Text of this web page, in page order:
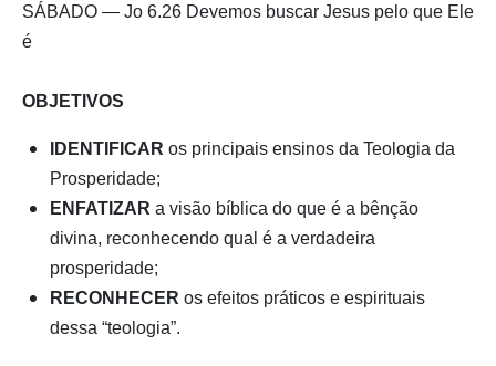
SÁBADO — Jo 6.26 Devemos buscar Jesus pelo que Ele
é
OBJETIVOS
IDENTIFICAR os principais ensinos da Teologia da
Prosperidade;
ENFATIZAR a visão bíblica do que é a bênção
divina, reconhecendo qual é a verdadeira
prosperidade;
RECONHECER os efeitos práticos e espirituais
dessa “teologia”.